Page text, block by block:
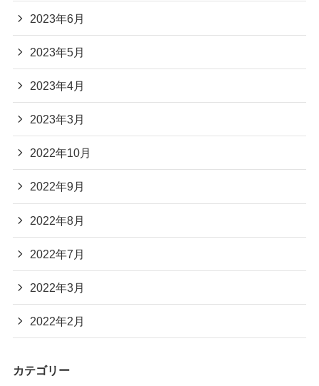
2023年6月
2023年5月
2023年4月
2023年3月
2022年10月
2022年9月
2022年8月
2022年7月
2022年3月
2022年2月
カテゴリー